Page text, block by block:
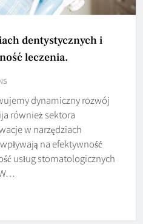
dentystycznych i
leczenia.
dynamiczny rozwój
również sektora
w narzędziach
na efektywność
usług stomatologicznych